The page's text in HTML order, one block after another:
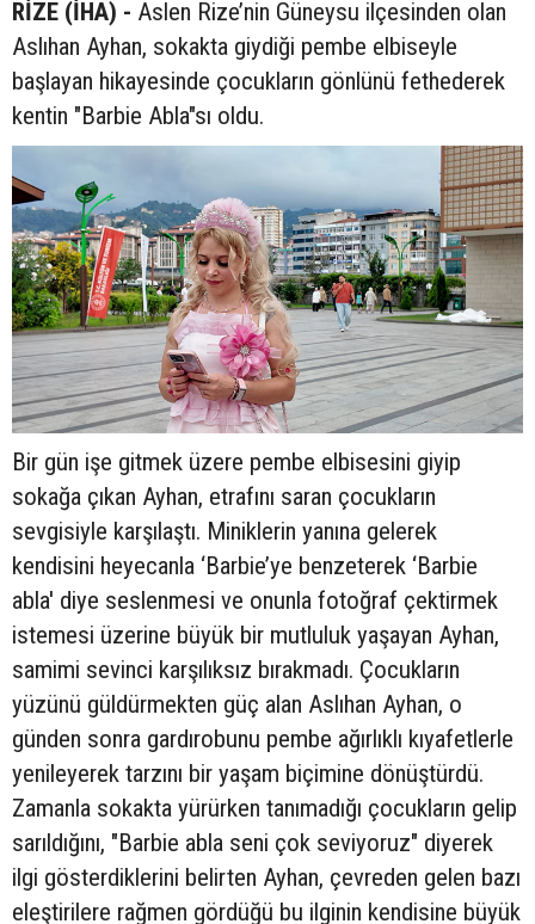
RİZE (İHA) - Aslen Rize’nin Güneysu ilçesinden olan
Aslıhan Ayhan, sokakta giydiği pembe elbiseyle
başlayan hikayesinde çocukların gönlünü fethederek
kentin "Barbie Abla"sı oldu.
Bir gün işe gitmek üzere pembe elbisesini giyip
sokağa çıkan Ayhan, etrafını saran çocukların
sevgisiyle karşılaştı. Miniklerin yanına gelerek
kendisini heyecanla ‘Barbie’ye benzeterek ‘Barbie
abla' diye seslenmesi ve onunla fotoğraf çektirmek
istemesi üzerine büyük bir mutluluk yaşayan Ayhan,
samimi sevinci karşılıksız bırakmadı. Çocukların
yüzünü güldürmekten güç alan Aslıhan Ayhan, o
günden sonra gardırobunu pembe ağırlıklı kıyafetlerle
yenileyerek tarzını bir yaşam biçimine dönüştürdü.
Zamanla sokakta yürürken tanımadığı çocukların gelip
sarıldığını, "Barbie abla seni çok seviyoruz" diyerek
ilgi gösterdiklerini belirten Ayhan, çevreden gelen bazı
eleştirilere rağmen gördüğü bu ilginin kendisine büyük